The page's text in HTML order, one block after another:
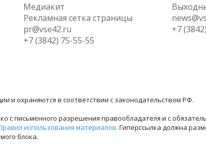
Медиакит
Рекламная сетка страницы
pr@vse42.ru
+7 (3842) 75-55-55
+7
и охраняются в соответствии с законодательством РФ.
с письменного разрешения правообладателя и с
использования материалов. Гиперссылка должна
блока.